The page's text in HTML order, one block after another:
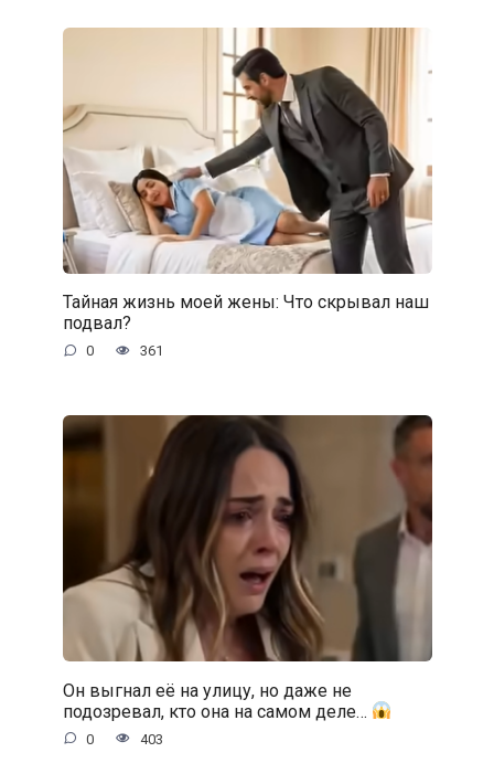
Тайная жизнь моей жены: Что скрывал наш
подвал?
0 361
Он выгнал её на улицу, но даже не
подозревал, кто она на самом деле…
0 403